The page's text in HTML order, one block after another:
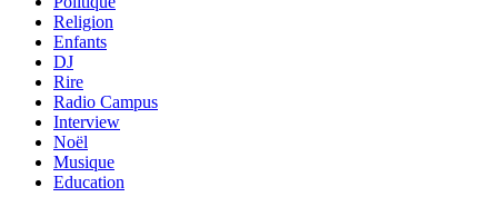
Religion
Enfants
DJ
Rire
Radio Campus
Interview
Noël
Musique
Education